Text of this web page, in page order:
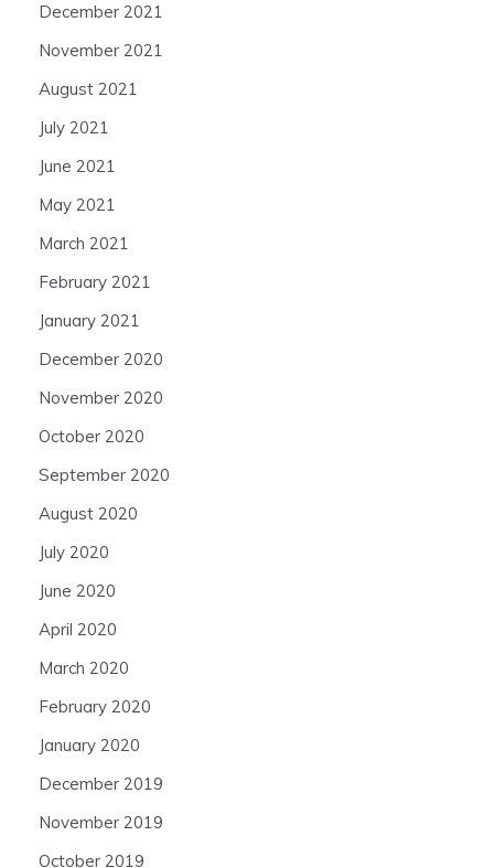
December 2021
November 2021
August 2021
July 2021
June 2021
May 2021
March 2021
February 2021
January 2021
December 2020
November 2020
October 2020
September 2020
August 2020
July 2020
June 2020
April 2020
March 2020
February 2020
January 2020
December 2019
November 2019
October 2019